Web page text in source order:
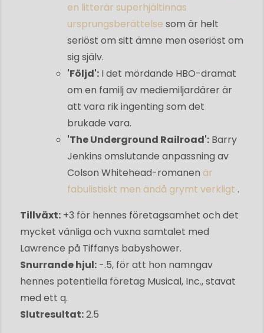
en litterär superhjältinnas
ursprungsberättelse som är helt
seriöst om sitt ämne men oseriöst om
sig själv.
'Följd': I det mördande HBO-dramat
om en familj av mediemiljardärer är
att vara rik ingenting som det
brukade vara.
'The Underground Railroad': Barry
Jenkins omslutande anpassning av
Colson Whitehead-romanen är
fabulistiskt men ändå grymt verkligt .
Tillväxt: +3 för hennes företagsamhet och det
mycket vänliga och vuxna samtalet med
Lawrence på Tiffanys babyshower.
Snurrande hjul: -.5, för att hon namngav
hennes potentiella företag Musical, Inc., stavat
med ett q.
Slutresultat:2.5